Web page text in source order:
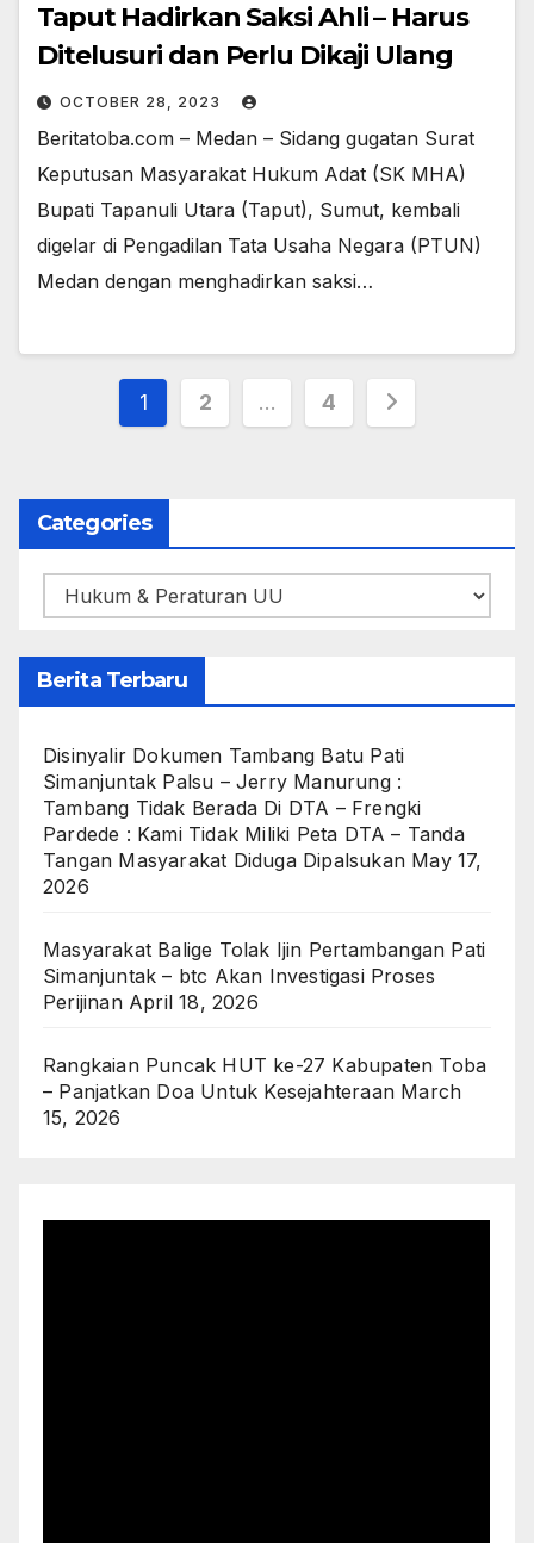
Taput Hadirkan Saksi Ahli – Harus
Ditelusuri dan Perlu Dikaji Ulang
OCTOBER 28, 2023
Beritatoba.com – Medan – Sidang gugatan Surat
Keputusan Masyarakat Hukum Adat (SK MHA)
Bupati Tapanuli Utara (Taput), Sumut, kembali
digelar di Pengadilan Tata Usaha Negara (PTUN)
Medan dengan menghadirkan saksi…
Posts
1 2 … 4
Categories
Categories
Berita Terbaru
Disinyalir Dokumen Tambang Batu Pati
Simanjuntak Palsu – Jerry Manurung :
Tambang Tidak Berada Di DTA – Frengki
Pardede : Kami Tidak Miliki Peta DTA – Tanda
Tangan Masyarakat Diduga Dipalsukan May 17,
2026
Masyarakat Balige Tolak Ijin Pertambangan Pati
Simanjuntak – btc Akan Investigasi Proses
Perijinan April 18, 2026
Rangkaian Puncak HUT ke-27 Kabupaten Toba
– Panjatkan Doa Untuk Kesejahteraan March
15, 2026